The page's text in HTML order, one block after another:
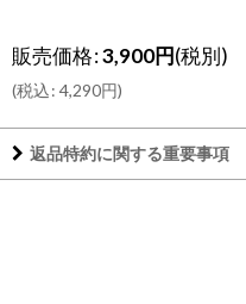
販売価格:3,900円(税別)
(税込: 4,290円)
返品特約に関する重要事項